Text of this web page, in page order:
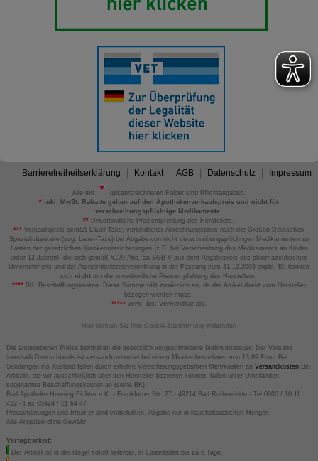
Barrierefreiheitserklärung Kontakt AGB Datenschutz Impressum
Alle mit
gekennzeichneten Felder sind Pflichtangaben.
*inkl. MwSt. Rabatte gelten auf den Apothekenverkaufspreis und nicht für
verschreibungspflichtige Medikamente.
** Unverbindliche Preisempfehlung des Herstellers.
*** Verkaufspreis gemäß Lauer-Taxe; verbindlicher Abrechnungspreis nach der Großen Deutschen
Spezialitätentaxe (sog. Lauer-Taxe) bei Abgabe von nicht verschreibungspflichtigen Medikamenten zu
Lasten der gesetzlichen Krankenversicherungen (z.B. bei Verschreibung des Medikaments an Kinder
unter 12 Jahren), die sich gemäß §129 Abs. 5a SGB V aus dem Abgabepreis des pharmazeutischen
Unternehmens und der Arzneimittelpreisverordnung in der Fassung zum 31.12.2003 ergibt. Es handelt
sich nicht um die unverbindliche Preisempfehlung des Herstellers.
****BK: Beschaffungskosten. Diese Summe fällt zusätzlich an, da der Artikel direkt vom Hersteller
bezogen werden muss.
*****verw. bis: Verwendbar bis.
Hier können Sie Ihre Cookie-Zustimmung widerrufen
Die angegebenen Preise beinhalten die gesetzlich vorgeschriebene Mehrwertsteuer. Der Versand
innerhalb Deutschlands ist versandkostenfrei bei einem Mindestbestellwert von 13,99 Euro. Bei
Sendungen ins Ausland fallen durch erhöhte Versicherungsgebühren Mehrkosten an VersandkostenBei
Artikeln, die wir ausschließlich über den Hersteller beziehen können, fallen unter Umständen
sogenannte Beschaffungskosten an (siehe BK).
Bad Apotheke Henning Fichter e.K. - Frankfurter Str. 27 - 49214 Bad Rothenfelde - Tel 0800 / 10 11
422 - Fax 05424 / 21 64 47
Preisänderungen und Irrtümer sind vorbehalten. Abgabe nur in haushaltsüblichen Mengen.
Alle Angaben ohne Gewähr.
Verfügbarkeit:
Der Artikel ist in der Regel sofort lieferbar, in Einzelfällen bis zu 6 Tage.